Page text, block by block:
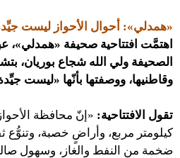
«همدلي»: أحوال الأحواز ليست
اهتمَّت افتتاحية صحيفة «همدلي»،
الصحيفة ولي الله شجاع بوريان،
وقاطنيها، ووصفتها بأنّها «ليست
تقول الافتتاحية:
كيلومتر مربع، وأراضٍ خصبة، وتنوُّع
ضخمة من النفط والغاز، وسهول